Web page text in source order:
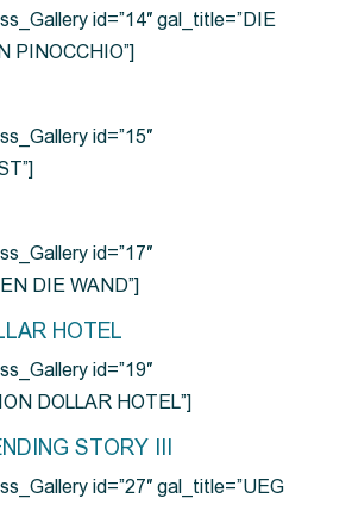
id=”14″ gal_title=”DIE
PINOCCHIO”]
id=”15″
id=”17″
DIE WAND”]
HOTEL
id=”19″
DOLLAR HOTEL”]
STORY III
id=”27″ gal_title=”UEG